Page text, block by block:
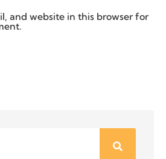
and website in this browser for